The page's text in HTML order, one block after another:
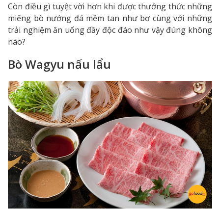
Còn điều gì tuyệt vời hơn khi được thưởng thức những
miếng bò nướng đá mềm tan như bơ cùng với những
trải nghiệm ăn uống đầy độc đáo như vậy đúng không
nào?
Bò Wagyu nấu lẩu